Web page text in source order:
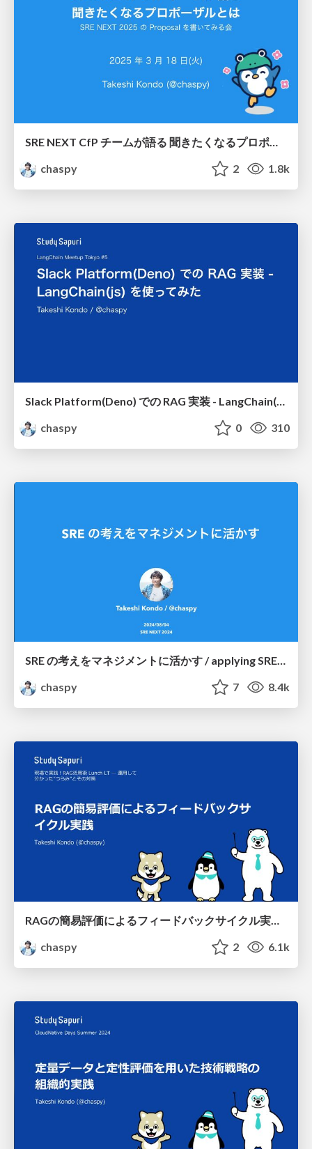
chaspy
2 1.8k
Slack Platform(Deno) での RAG 実装 - LangChain(js) を使ってみた / rag-implementation-on-slack-platform-deno-experimenting-with-langchain-js
chaspy
0 310
SRE の考えをマネジメントに活かす / applying SRE ideas to management
chaspy
7 8.4k
RAGの簡易評価によるフィードバックサイクル実践 / Feedback cycle practice through simplified assessment of RAGs
chaspy
2 6.1k